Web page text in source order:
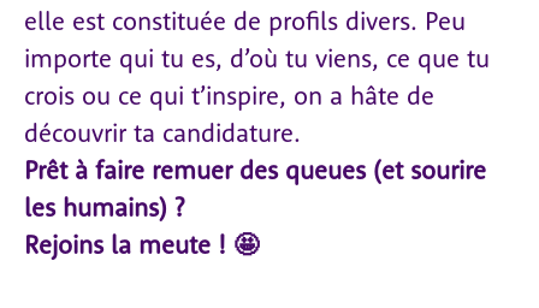
elle est constituée de profils divers. Peu
importe qui tu es, d’où tu viens, ce que tu
crois ou ce qui t’inspire, on a hâte de
découvrir ta candidature.
Prêt à faire remuer des queues (et sourire
les humains) ?
Rejoins la meute ! 🤩